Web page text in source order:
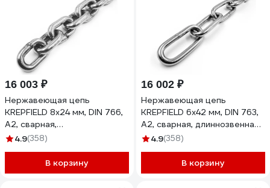
16 003 ₽
Нержавеющая цепь
KREPFIELD 8x24 мм, DIN 766,
А2, сварная,
короткозвенная, 5 м
4.9(358)
В корзину
16 002 ₽
Нержавеющая цепь
KREPFIELD 6x42 мм, DIN 763,
А2, сварная, длиннозвенная,
10 м 763А2ЦЕПЬ6ММ-10
4.9(358)
В корзину